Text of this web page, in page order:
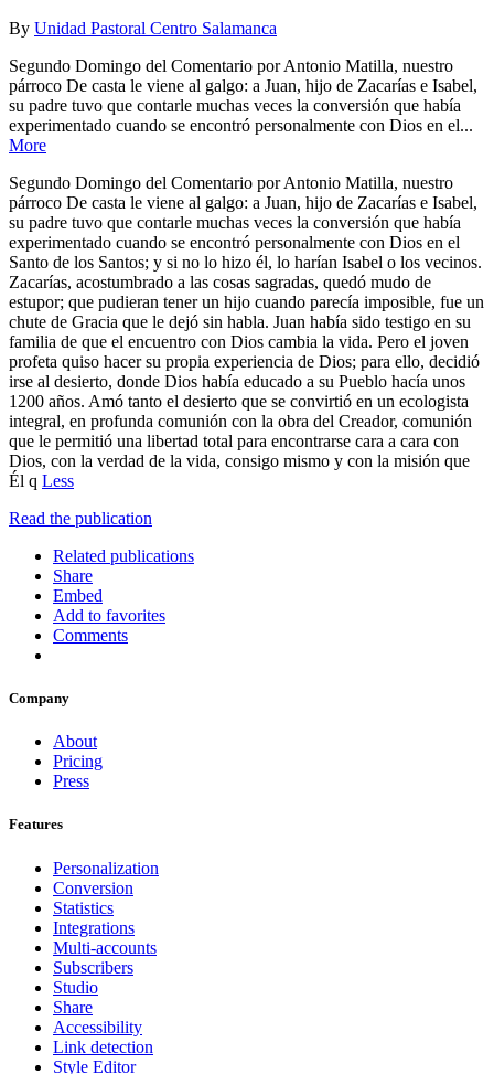
By Unidad Pastoral Centro Salamanca
Segundo Domingo del Comentario por Antonio Matilla, nuestro
párroco De casta le viene al galgo: a Juan, hijo de Zacarías e Isabel,
su padre tuvo que contarle muchas veces la conversión que había
experimentado cuando se encontró personalmente con Dios en el...
More
Segundo Domingo del Comentario por Antonio Matilla, nuestro
párroco De casta le viene al galgo: a Juan, hijo de Zacarías e Isabel,
su padre tuvo que contarle muchas veces la conversión que había
experimentado cuando se encontró personalmente con Dios en el
Santo de los Santos; y si no lo hizo él, lo harían Isabel o los vecinos.
Zacarías, acostumbrado a las cosas sagradas, quedó mudo de
estupor; que pudieran tener un hijo cuando parecía imposible, fue un
chute de Gracia que le dejó sin habla. Juan había sido testigo en su
familia de que el encuentro con Dios cambia la vida. Pero el joven
profeta quiso hacer su propia experiencia de Dios; para ello, decidió
irse al desierto, donde Dios había educado a su Pueblo hacía unos
1200 años. Amó tanto el desierto que se convirtió en un ecologista
integral, en profunda comunión con la obra del Creador, comunión
que le permitió una libertad total para encontrarse cara a cara con
Dios, con la verdad de la vida, consigo mismo y con la misión que
Él q Less
Read the publication
Related publications
Share
Embed
Add to favorites
Comments
Company
About
Pricing
Press
Features
Personalization
Conversion
Statistics
Integrations
Multi-accounts
Subscribers
Studio
Share
Accessibility
Link detection
Style Editor